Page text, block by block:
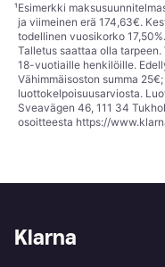
¹Esimerkki
ja viimeinen erä 174,63€.
todellinen vuosikorko
Talletus saattaa olla
18-vuotiaille henkilöille.
Vähimmäisoston summa
luottokelpoisuusarviosta.
Sveavägen 46, 111 34
osoitteesta https://
Klarna